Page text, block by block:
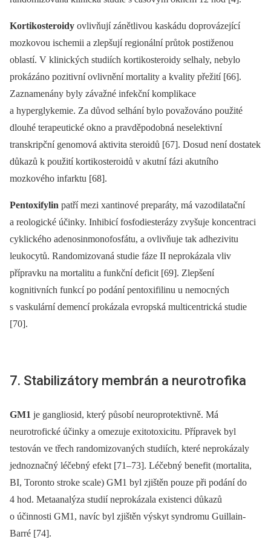
Kortikosteroidy ovlivňují zánětlivou kaskádu doprovázející
mozkovou ischemii a zlepšují regionální průtok postiženou
oblastí. V klinických studiích kortikosteroidy selhaly, nebylo
prokázáno pozitivní ovlivnění mortality a kvality přežití [66].
Zaznamenány byly závažné infekční komplikace
a hyperglykemie. Za důvod selhání bylo považováno použité
dlouhé terapeutické okno a pravděpodobná neselektivní
transkripční genomová aktivita steroidů [67]. Dosud není dostatek
důkazů k použití kortikosteroidů v akutní fázi akutního
mozkového infarktu [68].
Pentoxifylin patří mezi xantinové preparáty, má vazodilatační
a reologické účinky. Inhibicí fosfodiesterázy zvyšuje koncentraci
cyklického adenosinmonofosfátu, a ovlivňuje tak adhezivitu
leukocytů. Randomizovaná studie fáze II neprokázala vliv
přípravku na mortalitu a funkční deficit [69]. Zlepšení
kognitivních funkcí po podání pentoxifilinu u nemocných
s vaskulární demencí prokázala evropská multicentrická studie
[70].
7. Stabilizátory membrán a neurotrofika
GM1 je gangliosid, který působí neuroprotektivně. Má
neurotrofické účinky a omezuje exitotoxicitu. Přípravek byl
testován ve třech randomizovaných studiích, které neprokázaly
jednoznačný léčebný efekt [71–73]. Léčebný benefit (mortalita,
BI, Toronto stroke scale) GM1 byl zjištěn pouze při podání do
4 hod. Metaanalýza studií neprokázala existenci důkazů
o účinnosti GM1, navíc byl zjištěn výskyt syndromu Guillain-
Barré [74].